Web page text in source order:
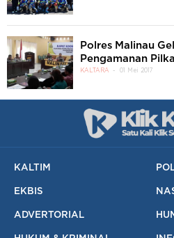
Polres Malinau
Pengamanan
KALTARA 01 Mei 2017
KALTIM
EKBIS
ADVERTORIAL